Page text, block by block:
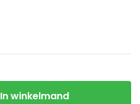
In winkelmand